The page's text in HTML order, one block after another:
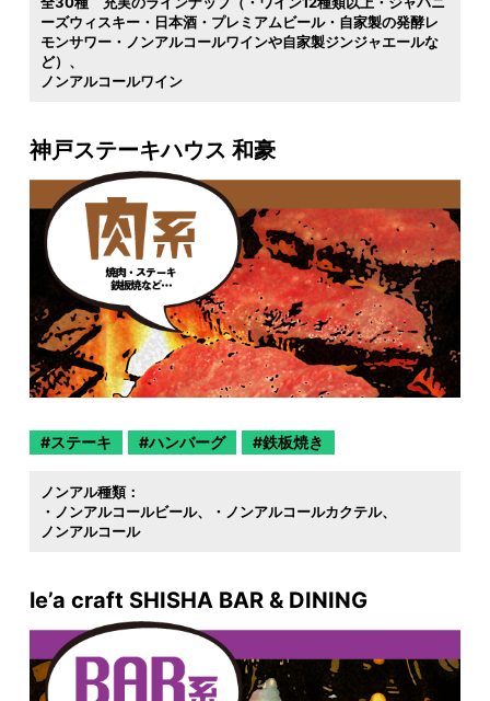
ーズウィスキー・日本酒・プレミアムビール・自家製の発酵レ
モンサワー・ノンアルコールワインや自家製ジンジャエールな
ど）
ノンアルコールワイン
神戸ステーキハウス 和豪
ステーキ ハンバーグ 鉄板焼き
ノンアル種類：
・ノンアルコールビール
・ノンアルコールカクテル
ノンアルコール
le’a craft SHISHA BAR & DINING